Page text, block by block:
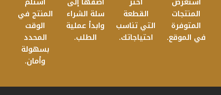
المنتجات
المتوفرة
في الموقع.
القطعة
التي تناسب
احتياجاتك.
سلة الشراء
وابدأ عملية
الطلب.
المنتج في
الوقت
المحدد
بسهولة
وأمان.